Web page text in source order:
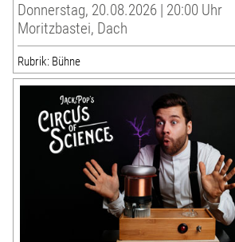
Donnerstag, 20.08.2026 | 20:00 Uhr
Moritzbastei, Dach
Rubrik: Bühne